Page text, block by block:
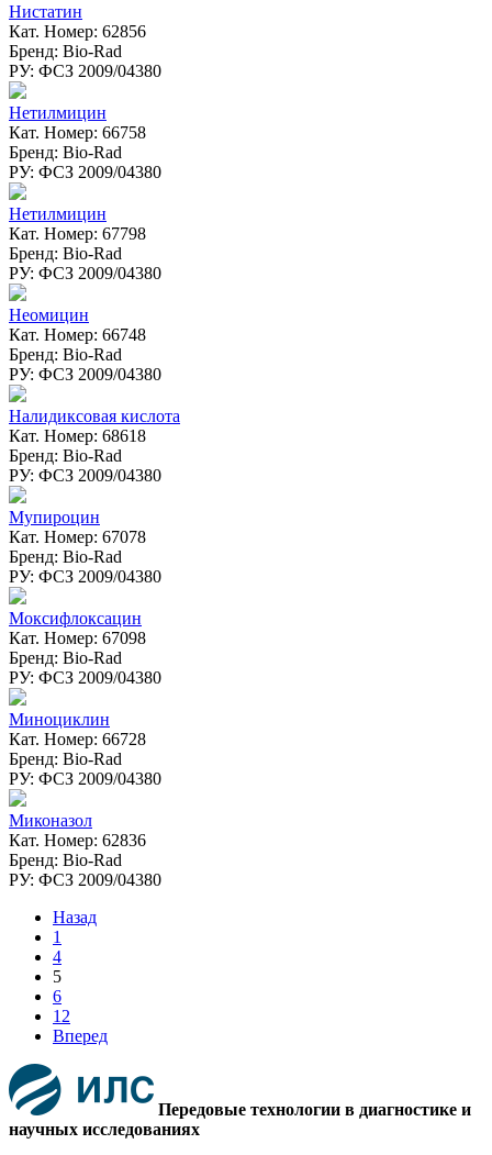
Нистатин
Кат. Номер: 62856
Бренд: Bio-Rad
РУ: ФСЗ 2009/04380
Нетилмицин
Кат. Номер: 66758
Бренд: Bio-Rad
РУ: ФСЗ 2009/04380
Нетилмицин
Кат. Номер: 67798
Бренд: Bio-Rad
РУ: ФСЗ 2009/04380
Неомицин
Кат. Номер: 66748
Бренд: Bio-Rad
РУ: ФСЗ 2009/04380
Налидиксовая кислота
Кат. Номер: 68618
Бренд: Bio-Rad
РУ: ФСЗ 2009/04380
Мупироцин
Кат. Номер: 67078
Бренд: Bio-Rad
РУ: ФСЗ 2009/04380
Моксифлоксацин
Кат. Номер: 67098
Бренд: Bio-Rad
РУ: ФСЗ 2009/04380
Миноциклин
Кат. Номер: 66728
Бренд: Bio-Rad
РУ: ФСЗ 2009/04380
Миконазол
Кат. Номер: 62836
Бренд: Bio-Rad
РУ: ФСЗ 2009/04380
Назад
1
4
5
6
12
Вперед
Передовые технологии в диагностике и
научных исследованиях